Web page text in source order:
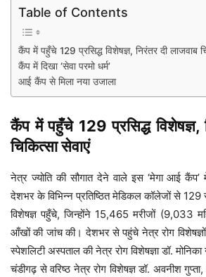
Table of Contents
कैंप में पहुँचे 129 प्रसिद्ध विशेषज्ञ, निरंतर दी लाजवाब
कैंप में दिखा ‘सेवा परमो धर्म’
आई कैंप से मिला नया उजाला
कैंप में पहुँचे 129 प्रसिद्ध विशेषज्ञ,
चिकित्सा सेवाएं
नेत्र ज्योति की सौगात देने वाले इस ‘मेगा आई
देशभर के विभिन्न प्रतिष्ठित मेडिकल कॉलेजों से
विशेषज्ञ पहुँचे, जिन्होंने 15,465 मरीजों (9,033
आँखों की जांच की। देशभर से पहुंचे नेत्र रोग
स्पेशलिटी अस्पताल की नेत्र रोग विशेषज्ञा डॉ. मोनिका
चंडीगढ़ से वरिष्ठ नेत्र रोग विशेषज्ञ डॉ. अवनीश